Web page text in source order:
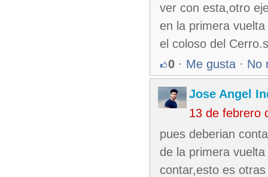
ver con esta,otro
en la primera
el coloso del
0 · Me gusta · No
Jose Angel
13 de febrero
pues deberian
de la primera
contar,esto es